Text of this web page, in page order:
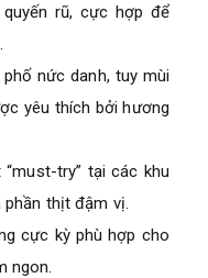
rũ, cực hợp để
nức danh, tuy mùi
yêu thích bởi hương
try” tại các khu
thịt đậm vị.
cực kỳ phù hợp cho
ngon.